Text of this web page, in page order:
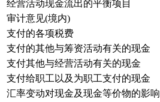
经营活动现金流出的平衡项目
审计意见(境内)
支付的各项税费
支付的其他与筹资活动有关的现金
支付其他与经营活动有关的现金
支付给职工以及为职工支付的现金
汇率变动对现金及现金等价物的影响